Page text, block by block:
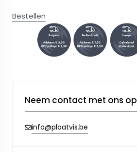
Bestellen
Neem contact met ons op
info@plaatvis.be